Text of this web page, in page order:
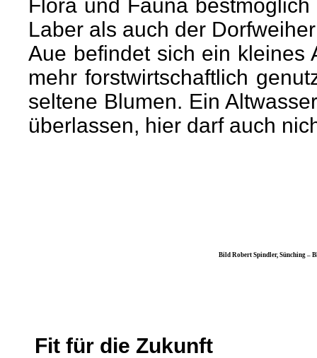
Flora und Fauna
Laber als auch der
Aue befindet sich ein kleines
mehr forstwirtschaftlich
seltene Blumen. Ein
überlassen, hier darf auch
Bild Robert Spindler, Sünching – Blick von der
Fit für die Zukunft